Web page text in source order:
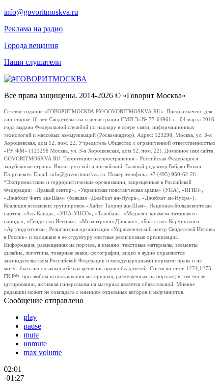
info@govoritmoskva.ru
Реклама на радио
Города вещания
Наши слушатели
Все права защищены. 2014-2026 © «Говорит Москва»
Сетевое издание «ГОВОРИТМОСКВА.РУ/GOVORITMOSKVA.RU». Предназначено для
лиц старше 16 лет. Свидетельство о регистрации СМИ Эл № 77-64961 от 04 марта 2016
года выдано Федеральной службой по надзору в сфере связи, информационных
технологий и массовых коммуникаций (Роскомнадзор). Адрес: 123298, Москва, ул. 3-я
Хорошевская, дом 12, пом. 22. Учредитель Общество с ограниченной ответственностью
«РУ ФМ» (123298 Москва, ул. 3-я Хорошевская, дом 12, пом. 22). Доменное имя сайта
GOVORITMOSKVA.RU. Территория распространения – Российская Федерация и
зарубежные страны. Языки: русский и английский. Главный редактор Бабаян Роман
Георгиевич. Email: info@govoritmoskva.ru. Номер телефона: +7 (495) 950-62-26
*Экстремистские и террористические организации, запрещенные в Российской
Федерации: «Правый сектор», «Украинская повстанческая армия» (УПА), «ИГИЛ»,
«Джабхат Фатх аш-Шам» (бывшая «Джабхат ан-Нусра», «Джебхат ан-Нусра»),
Коалиция исламских группировок «Хайят Тахрир аш-Шам», Национал-Большевистская
партия, «Аль-Каида», «УНА-УНСО», «Талибан», «Меджлис крымско-татарского
народа», «Свидетели Иеговы», «Мизантропик Дивижн», «Братство» Корчинского,
«Артподготовка», Религиозная организация «Управленческий центр Свидетелей Иеговы
в России» и входящие в ее структуру местные религиозные организации.
Информация, размещенная на портале, а именно: текстовые материалы, элементы
дизайна, логотипы, товарные знаки, фотографии, видео и аудио охраняются
законодательством Российской Федерации и международными нормами права и не
могут быть использованы без разрешения правообладателей. Согласно ст.ст. 1274,1275
ГК РФ, при любом использовании материалов, размещенных на портале, в том числе
цитировании, активная гиперссылка на материал является обязательной. Мнение
редакции может не совпадать с мнением отдельных авторов и колумнистов.
Сообщение отправлено
play
pause
mute
unmute
max volume
02:01
-01:27